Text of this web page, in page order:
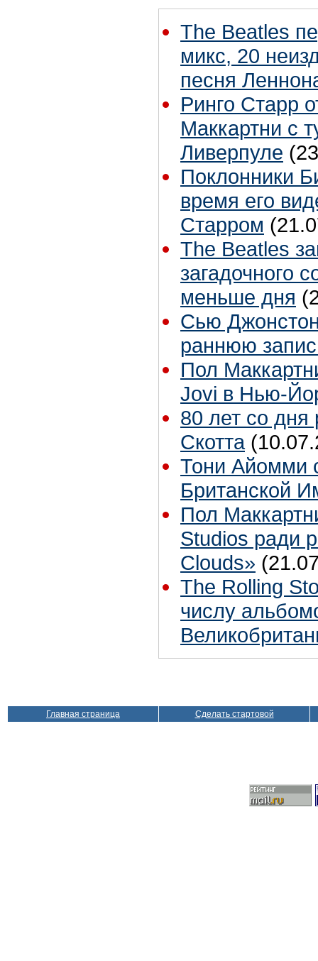
The Beatles
микс, 20
песня
Ринго Старр
Маккартни с
Ливерпуле
Поклонники
время его
Старром
The Beatles
загадочного
меньше дня
Сью
раннюю
Пол
Jovi в Нью-
80 лет со
Скотта
Тони Айомми
Британской
Пол
Studios ради
Clouds»
The Rolling
числу
Главная страница Сделать стартовой